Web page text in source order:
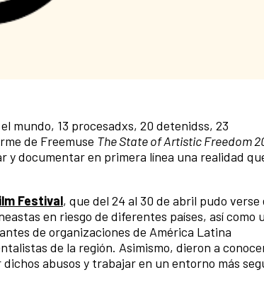
mundo, 13 procesadxs, 20 detenidss, 23
de Freemuse The State of Artistic Freedom
y documentar en primera línea una realidad
Festival, que del 24 al 30 de abril pudo verse
en riesgo de diferentes países, así como
de organizaciones de América Latina
de la región. Asimismo, dieron a
abusos y trabajar en un entorno más